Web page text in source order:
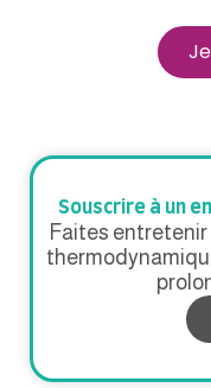
Souscrire à un
Faites entretenir